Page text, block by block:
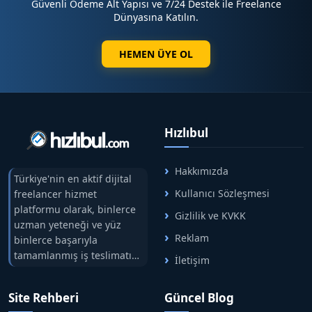
hızlı,güvenilirvesonuç odaklı
Güvenli Ödeme Alt Yapısı ve 7/24 Destek ile Freelance
Dünyasına Katılın.
HEMEN ÜYE OL
Türkiye'nin en aktif dijital
freelancer hizmet
platformu olarak, binlerce
uzman yeteneği ve yüz
binlerce başarıyla
tamamlanmış iş teslimatını
tek çatıda buluşturuyoruz.
arasındaki süreci risksiz
Hızlıbul
Hakkımızda
Kullanıcı Sözleşmesi
Gizlilik ve KVKK
Reklam
İletişim
Site Rehberi Güncel Blog